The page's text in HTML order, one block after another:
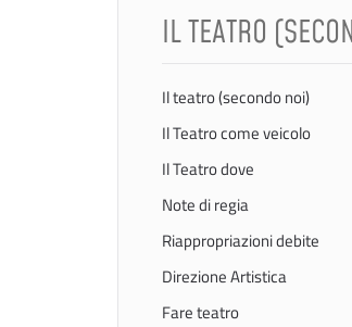
IL TEATRO
Il teatro (secondo noi)
Il Teatro come veicolo
Il Teatro dove
Note di regia
Riappropriazioni debite
Direzione Artistica
Fare teatro